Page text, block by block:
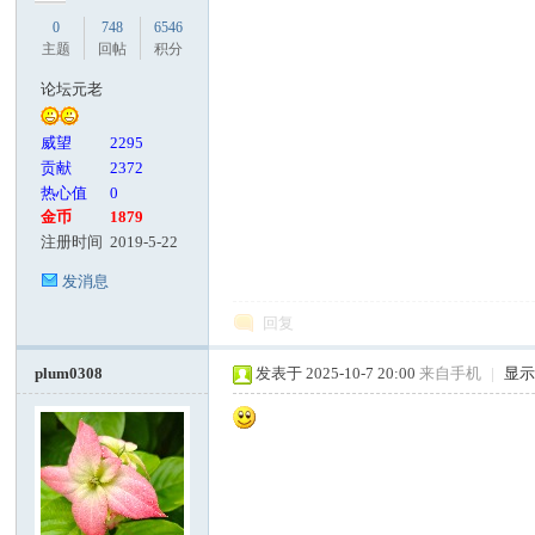
0
主题
748
回帖
6546
积分
论坛元老
威望
2295
贡献
2372
热心值
0
金币
1879
注册时间 2019-5-22
发消息
回复
plum0308 发表于 2025-10-7 20:00 来自手机 | 显